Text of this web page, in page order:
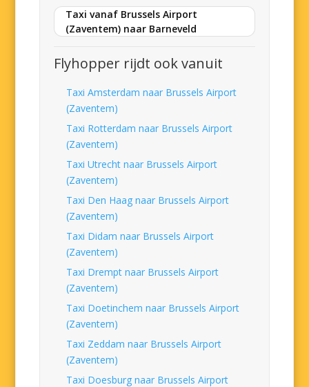
Taxi vanaf Brussels Airport
(Zaventem) naar Barneveld
Flyhopper rijdt ook vanuit
Taxi Amsterdam naar Brussels Airport
(Zaventem)
Taxi Rotterdam naar Brussels Airport
(Zaventem)
Taxi Utrecht naar Brussels Airport
(Zaventem)
Taxi Den Haag naar Brussels Airport
(Zaventem)
Taxi Didam naar Brussels Airport
(Zaventem)
Taxi Drempt naar Brussels Airport
(Zaventem)
Taxi Doetinchem naar Brussels Airport
(Zaventem)
Taxi Zeddam naar Brussels Airport
(Zaventem)
Taxi Doesburg naar Brussels Airport